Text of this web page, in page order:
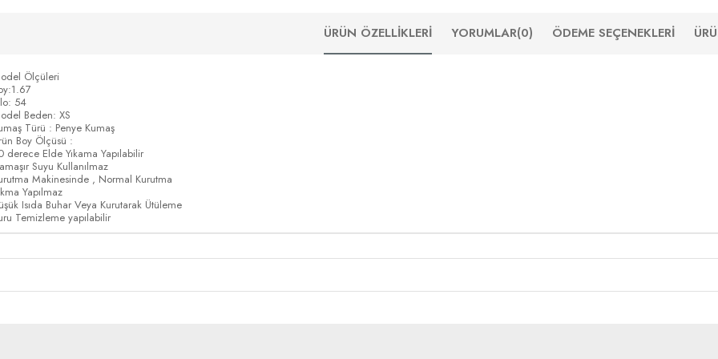
ÜRÜN ÖZELLIKLERI YORUMLAR(0) ÖDEME SEÇENEKLERI
Ölçüleri
54
Beden: XS
Türü : Penye Kumaş
Boy Ölçüsü :
derece Elde Yıkama Yapılabilir
Suyu Kullanılmaz
Makinesinde , Normal Kurutma
Yapılmaz
Isıda Buhar Veya Kurutarak Ütüleme
Temizleme yapılabilir